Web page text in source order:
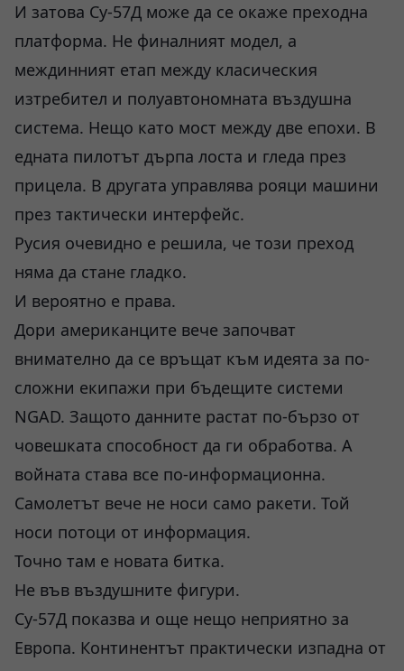
И затова Су-57Д може да се окаже преходна
платформа. Не финалният модел, а
междинният етап между класическия
изтребител и полуавтономната въздушна
система. Нещо като мост между две епохи. В
едната пилотът дърпа лоста и гледа през
прицела. В другата управлява рояци машини
през тактически интерфейс.
Русия очевидно е решила, че този преход
няма да стане гладко.
И вероятно е права.
Дори американците вече започват
внимателно да се връщат към идеята за по-
сложни екипажи при бъдещите системи
NGAD. Защото данните растат по-бързо от
човешката способност да ги обработва. А
войната става все по-информационна.
Самолетът вече не носи само ракети. Той
носи потоци от информация.
Точно там е новата битка.
Не във въздушните фигури.
Су-57Д показва и още нещо неприятно за
Европа. Континентът практически изпадна от